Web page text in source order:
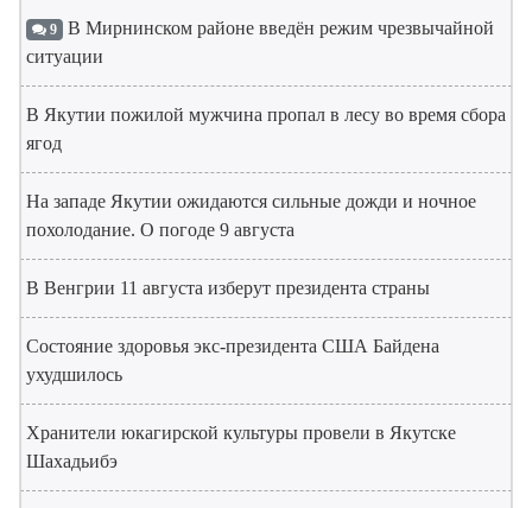
9 В Мирнинском районе введён режим чрезвычайной
ситуации
В Якутии пожилой мужчина пропал в лесу во время сбора
ягод
На западе Якутии ожидаются сильные дожди и ночное
похолодание. О погоде 9 августа
В Венгрии 11 августа изберут президента страны
Состояние здоровья экс-президента США Байдена
ухудшилось
Хранители юкагирской культуры провели в Якутске
Шахадьибэ